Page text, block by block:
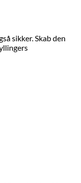
sikker. Skab den